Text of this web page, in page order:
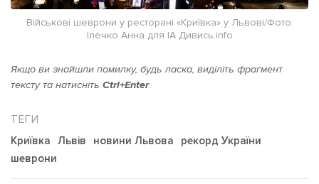
Військові шеврони у ресторані «Криївка» у Львові/Фото:
Ілечко Анна для ІА Дивись.info
Якщо ви знайшли помилку, будь ласка, виділіть фрагмент
тексту та натисніть Ctrl+Enter.
Криївка Львів новини Львова
рекорд України
шеврони